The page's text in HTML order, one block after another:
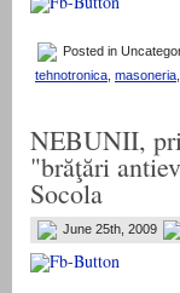
Posted in
tehnotronica masoneria
NEBUNII,
"brăţări
Socola
June 25th, 2009